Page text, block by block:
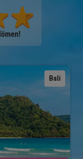
Bali